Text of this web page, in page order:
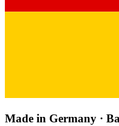
Made in Germany ·